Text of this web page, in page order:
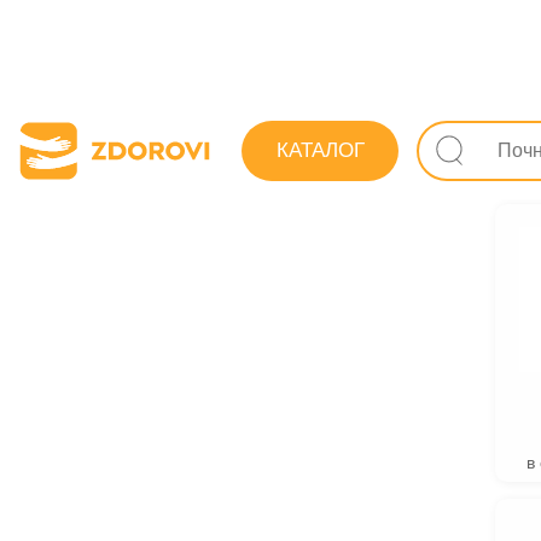
КАТАЛОГ
Пошук ліків
в